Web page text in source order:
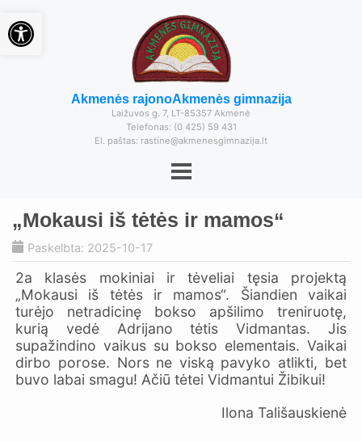
Akmenės rajonoAkmenės gimnazija
Laižuvos g. 7, LT-85357 Akmenė
Telefonas: (0 425) 59 431
El. paštas: rastine@akmenesgimnazija.lt
„Mokausi iš tėtės ir mamos“
Paskelbta: 2025-10-17
2a klasės mokiniai ir tėveliai tęsia projektą
„Mokausi iš tėtės ir mamos“. Šiandien vaikai
turėjo netradicinę bokso apšilimo treniruotę,
kurią vedė Adrijano tėtis Vidmantas. Jis
supažindino vaikus su bokso elementais. Vaikai
dirbo porose. Nors ne viską pavyko atlikti, bet
buvo labai smagu! Ačiū tėtei Vidmantui Žibikui!
Ilona Tališauskienė
Open toolbar